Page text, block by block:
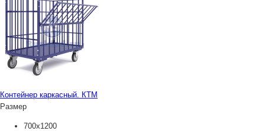
Контейнер каркасный. КТМ
Размер
700х1200